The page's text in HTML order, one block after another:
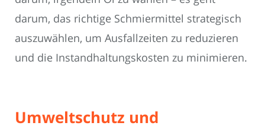
darum, das richtige Schmiermittel strategisch
auszuwählen, um Ausfallzeiten zu reduzieren
und die Instandhaltungskosten zu minimieren.
Umweltschutz und